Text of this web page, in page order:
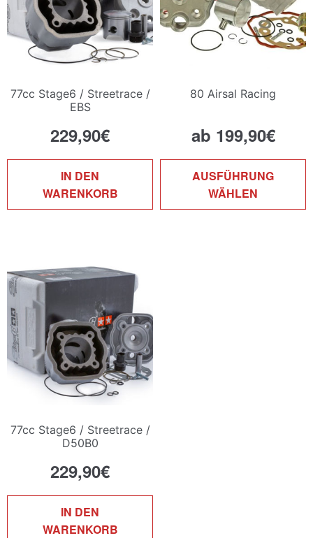
77cc Stage6 / Streetrace /
EBS
229,90€
IN DEN
WARENKORB
80 Airsal Racing
ab 199,90€
AUSFÜHRUNG
WÄHLEN
77cc Stage6 / Streetrace /
D50B0
229,90€
IN DEN
WARENKORB